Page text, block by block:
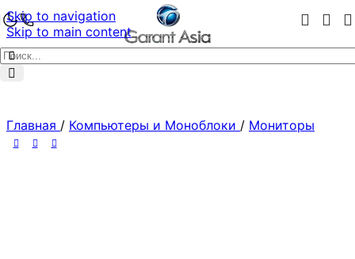
Skip to navigation
Skip to main content
Главная / Компьютеры и Моноблоки / Мониторы